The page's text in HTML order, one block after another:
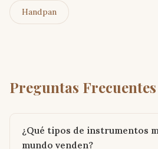
Handpan
Preguntas Frecuentes
¿Qué tipos de instrumentos
mundo venden?